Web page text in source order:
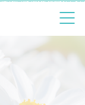
療法